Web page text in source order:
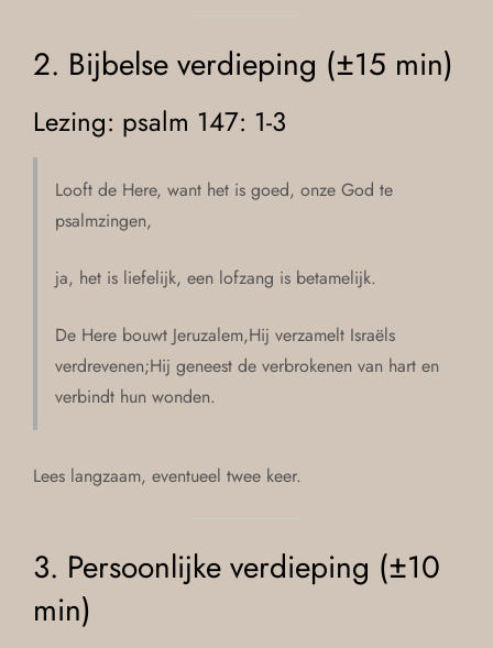
2. Bijbelse verdieping (±15 min)
Lezing: psalm 147: 1-3
Looft de Here, want het is goed, onze God te
psalmzingen,
ja, het is liefelijk, een lofzang is betamelijk.
De Here bouwt Jeruzalem,Hij verzamelt Israëls
verdrevenen;Hij geneest de verbrokenen van hart en
verbindt hun wonden.
Lees langzaam, eventueel twee keer.
3. Persoonlijke verdieping (±10
min)